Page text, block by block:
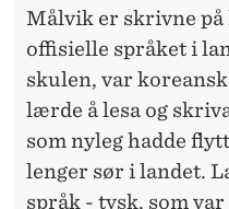
Målvik er skrivne på
offisielle språket i
skulen, var
lærde å lesa og
som nyleg hadde
lenger sør i landet.
språk - tysk, som